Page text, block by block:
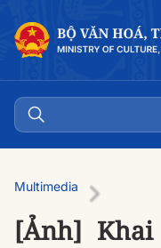
Multimedia
[Ảnh]